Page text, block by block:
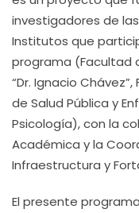
investigadores de
Institutos que
programa (Facultad
“Dr. Ignacio
de Salud Pública y
Psicología), con la
Académica y la
Infraestructura y
El presente